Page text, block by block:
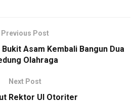
Previous Post
Asam Kembali Bangun Dua
Olahraga
Next Post
Rektor UI Otoriter